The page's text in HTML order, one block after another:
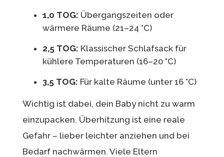
1,0 TOG: Übergangszeiten oder
wärmere Räume (21–24 °C)
2,5 TOG: Klassischer Schlafsack für
kühlere Temperaturen (16–20 °C)
3,5 TOG: Für kalte Räume (unter 16 °C)
Wichtig ist dabei, dein Baby nicht zu warm
einzupacken. Überhitzung ist eine reale
Gefahr – lieber leichter anziehen und bei
Bedarf nachwärmen. Viele Eltern